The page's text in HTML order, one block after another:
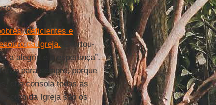
deficientes e
da Igreja. Exortou-
a alegria e a esperança”.
para sempre, porque
que consola todas as
da Igreja são os